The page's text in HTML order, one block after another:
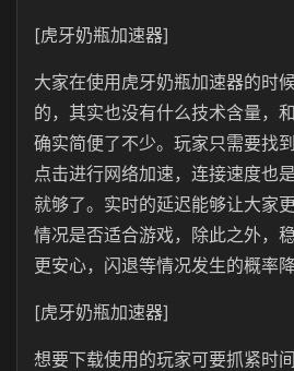
[虎牙奶瓶加速器]
大家在使用虎牙奶瓶加速器的时
的，其实也没有什么技术含量，
确实简便了不少。玩家只需要找
点击进行网络加速，连接速度也
就够了。实时的延迟能够让大家
情况是否适合游戏，除此之外，
更安心，闪退等情况发生的概率降
[虎牙奶瓶加速器]
想要下载使用的玩家可要抓紧时